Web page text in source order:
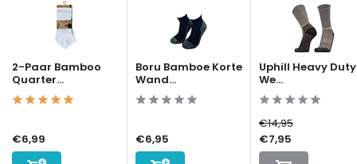
2-Paar Bamboo
Quarter...
€6,99
Boru Bamboe Korte
Wand...
€6,95
Uphill Heavy
We...
€14,95
€7,95